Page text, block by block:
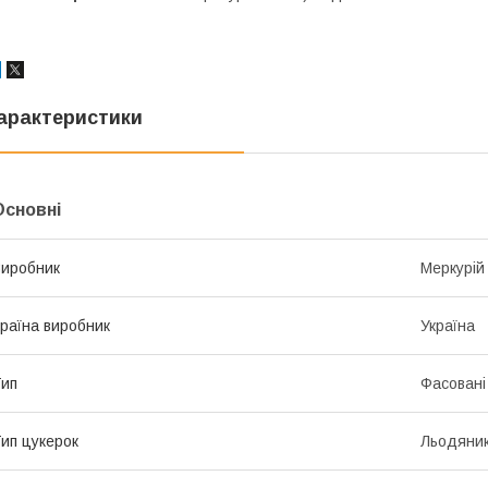
Меркурій
виробник Україна
Фасовані
цукерок